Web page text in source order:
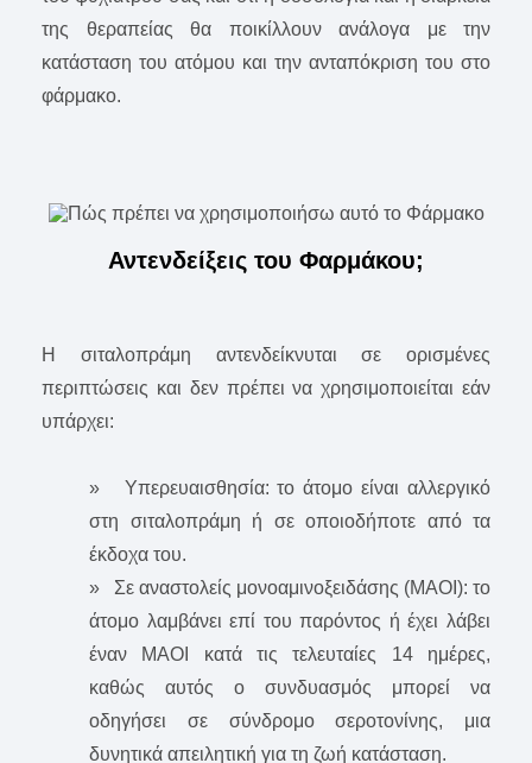
της θεραπείας θα ποικίλλουν ανάλογα με την
κατάσταση του ατόμου και την ανταπόκριση του στο
φάρμακο.
Αντενδείξεις του Φαρμάκου;
Η σιταλοπράμη αντενδείκνυται σε ορισμένες
περιπτώσεις και δεν πρέπει να χρησιμοποιείται εάν
υπάρχει:
» Υπερευαισθησία: το άτομο είναι αλλεργικό
στη σιταλοπράμη ή σε οποιοδήποτε από τα
έκδοχα του.
» Σε αναστολείς μονοαμινοξειδάσης (ΜΑΟΙ): το
άτομο λαμβάνει επί του παρόντος ή έχει λάβει
έναν ΜΑΟΙ κατά τις τελευταίες 14 ημέρες,
καθώς αυτός ο συνδυασμός μπορεί να
οδηγήσει σε σύνδρομο σεροτονίνης, μια
δυνητικά απειλητική για τη ζωή κατάσταση.